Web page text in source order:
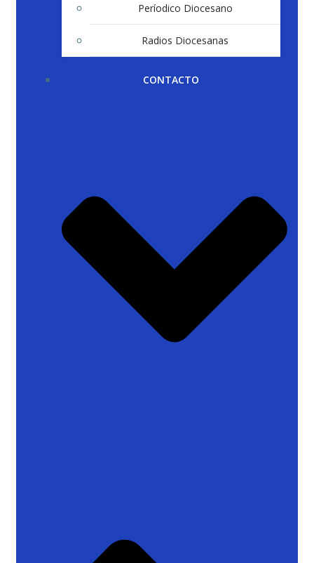
Períodico Diocesano
Radios Diocesanas
CONTACTO